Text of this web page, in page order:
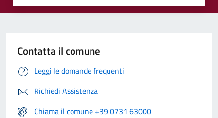
Contatta il comune
Leggi le domande frequenti
Richiedi Assistenza
Chiama il comune +39 0731 63000